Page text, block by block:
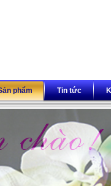
phẩm Tin tức